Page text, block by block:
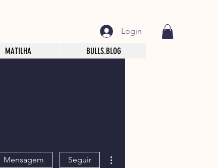
Login
MATILHA BULLS.BLOG
Mensagem Seguir